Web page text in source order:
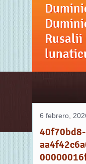
Rusalii
6 febrero,